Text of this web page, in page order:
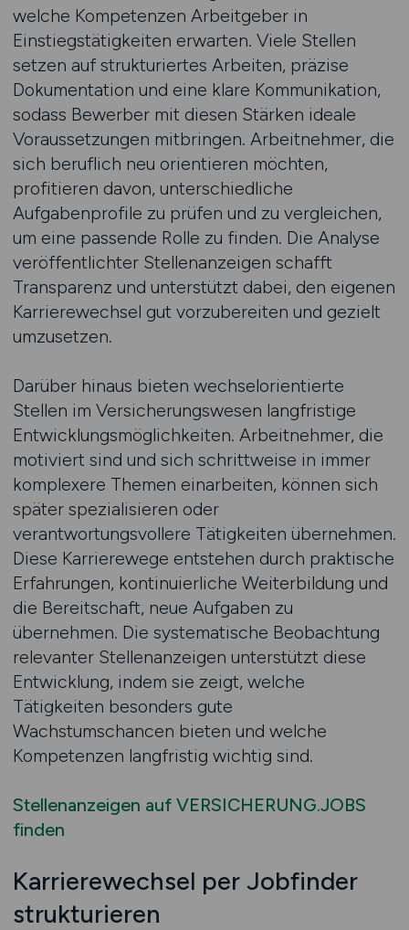
welche Kompetenzen Arbeitgeber in
Einstiegstätigkeiten erwarten. Viele Stellen
setzen auf strukturiertes Arbeiten, präzise
Dokumentation und eine klare Kommunikation,
sodass Bewerber mit diesen Stärken ideale
Voraussetzungen mitbringen. Arbeitnehmer, die
sich beruflich neu orientieren möchten,
profitieren davon, unterschiedliche
Aufgabenprofile zu prüfen und zu vergleichen,
um eine passende Rolle zu finden. Die Analyse
veröffentlichter Stellenanzeigen schafft
Transparenz und unterstützt dabei, den eigenen
Karrierewechsel gut vorzubereiten und gezielt
umzusetzen.
Darüber hinaus bieten wechselorientierte
Stellen im Versicherungswesen langfristige
Entwicklungsmöglichkeiten. Arbeitnehmer, die
motiviert sind und sich schrittweise in immer
komplexere Themen einarbeiten, können sich
später spezialisieren oder
verantwortungsvollere Tätigkeiten übernehmen.
Diese Karrierewege entstehen durch praktische
Erfahrungen, kontinuierliche Weiterbildung und
die Bereitschaft, neue Aufgaben zu
übernehmen. Die systematische Beobachtung
relevanter Stellenanzeigen unterstützt diese
Entwicklung, indem sie zeigt, welche
Tätigkeiten besonders gute
Wachstumschancen bieten und welche
Kompetenzen langfristig wichtig sind.
Stellenanzeigen auf VERSICHERUNG.JOBS
finden
Karrierewechsel per Jobfinder
strukturieren